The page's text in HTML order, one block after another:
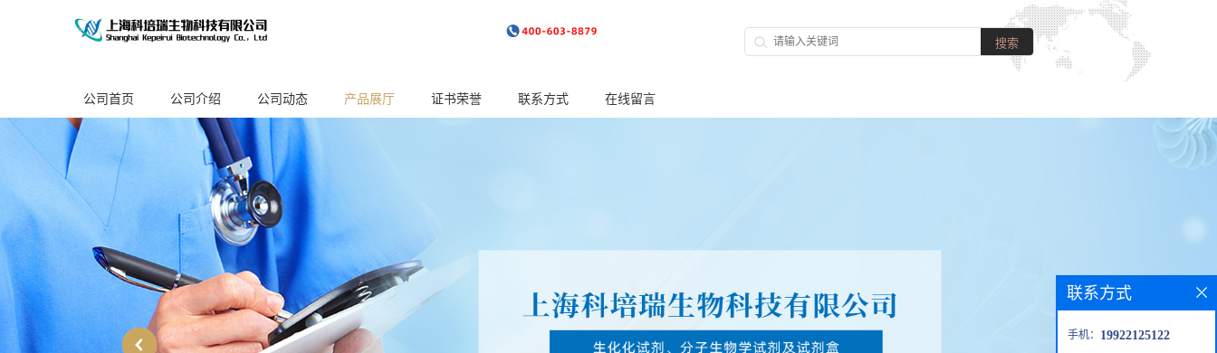
公司首页 公司介绍 公司动态 产品展厅 证书荣誉 联系方式 在线留言
联系方式
手机： 19922125122